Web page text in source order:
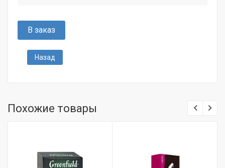
В заказ
Назад
Похожие товары